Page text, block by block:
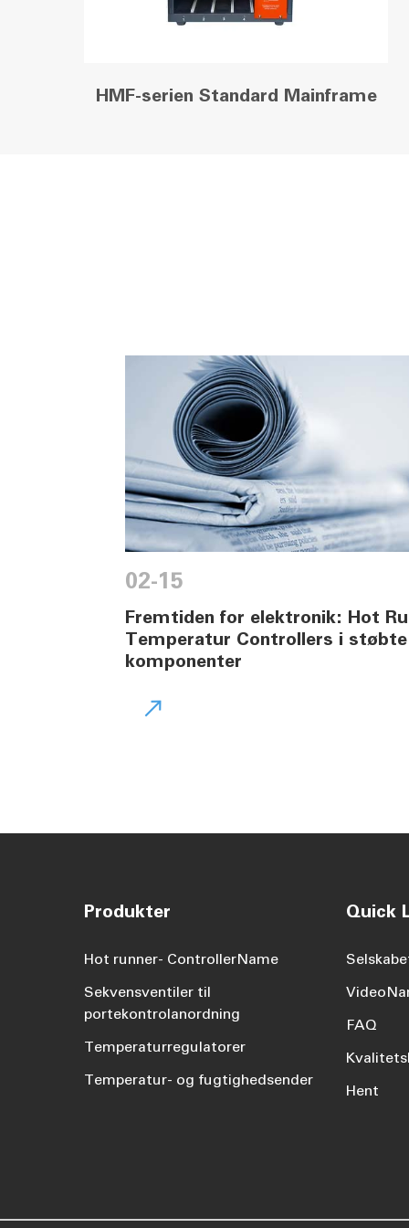
HMF-serien Standard Mainframe
02-15
Fremtiden for elektronik: Hot
Temperatur Controllers i
komponenter

Produkter
Hot runner- ControllerName
Sekvensventiler til
portekontrolanordning
Temperaturregulatorer
Temperatur- og fugtighedsender
Quick
FAQ
Hent